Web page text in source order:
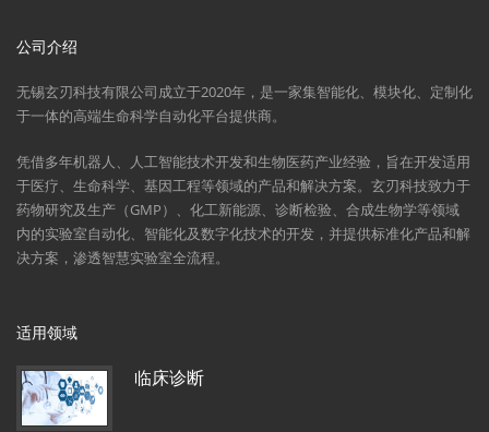
公司介绍
无锡玄刃科技有限公司成立于2020年，是一家集智能化、模块化、定制化
于一体的高端生命科学自动化平台提供商。
凭借多年机器人、人工智能技术开发和生物医药产业经验，旨在开发适用
于医疗、生命科学、基因工程等领域的产品和解决方案。玄刃科技致力于
药物研究及生产（GMP）、化工新能源、诊断检验、合成生物学等领域
内的实验室自动化、智能化及数字化技术的开发，并提供标准化产品和解
决方案，渗透智慧实验室全流程。
适用领域
临床诊断